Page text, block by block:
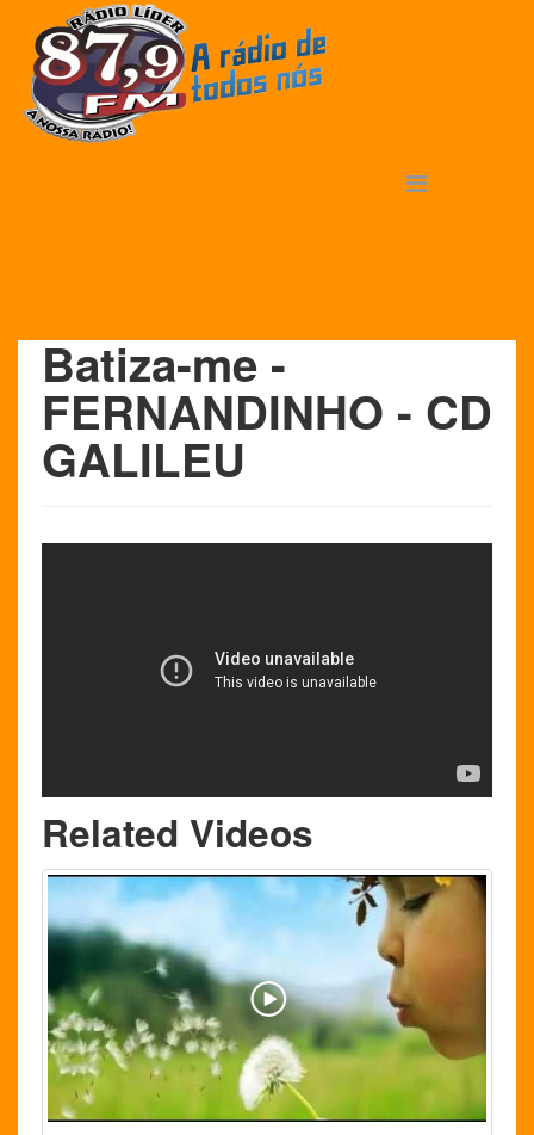
Batiza-me -
FERNANDINHO - CD
GALILEU
Related Videos